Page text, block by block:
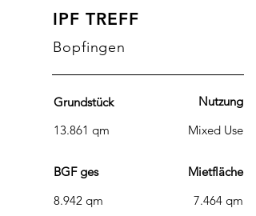
IPF TREFF
Bopfingen
Grundstück
13.861 qm
BGF ges
8.942 qm
Nutzung
Mixed Use
Mietfläche
7.464 qm